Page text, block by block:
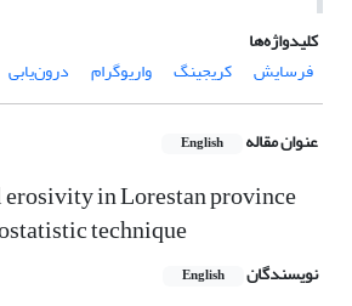
کلیدواژه‌ها
فرسایش
کریجینگ واریوگرام درون‌یابی
عنوان مقاله English
in Lorestan province
technique
نویسندگان English